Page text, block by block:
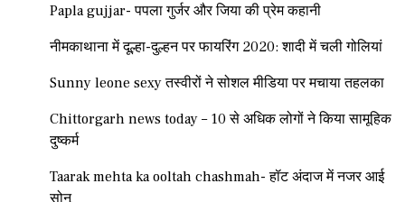
Papla gujjar- पपला गुर्जर और जिया की प्रेम कहानी
नीमकाथाना में दूल्हा-दुल्हन पर फायरिंग 2020: शादी में चली गोलियां
Sunny leone sexy तस्वीरों ने सोशल मीडिया पर मचाया तहलका
Chittorgarh news today – 10 से अधिक लोगों ने किया सामूहिक
दुष्कर्म
Taarak mehta ka ooltah chashmah- हॉट अंदाज में नजर आई
सोनू